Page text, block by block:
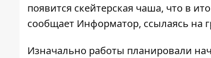
появится скейтерская чаша, что в
сообщает Информатор, ссылаясь на
Изначально работы планировали